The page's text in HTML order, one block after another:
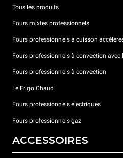
Tous les produits
Fours mixtes professionnels
Fours professionnels à cuisson
Fours professionnels à convection avec
Fours professionnels à convection
Le Frigo Chaud
Fours professionnels électriques
Fours professionnels gaz
ACCESSOIRES